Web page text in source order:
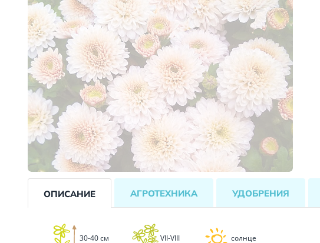
ОПИСАНИЕ АГРОТЕХНИКА УДОБРЕНИЯ
30-40 см VII-VIII солнце